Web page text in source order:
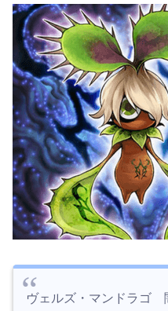
ヴェルズ・マンドラ